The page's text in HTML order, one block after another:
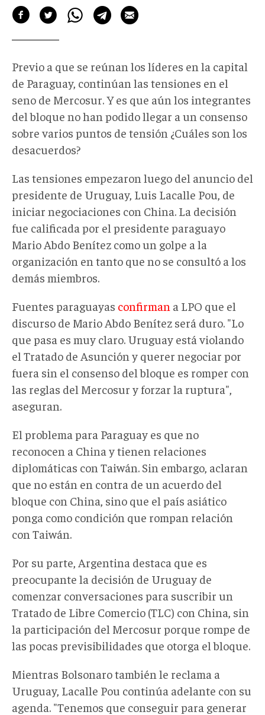
Previo a que se reúnan los líderes en la capital
de Paraguay, continúan las tensiones en el
seno de Mercosur. Y es que aún los integrantes
del bloque no han podido llegar a un consenso
sobre varios puntos de tensión ¿Cuáles son los
desacuerdos?
Las tensiones empezaron luego del anuncio del
presidente de Uruguay, Luis Lacalle Pou, de
iniciar negociaciones con China. La decisión
fue calificada por el presidente paraguayo
Mario Abdo Benítez como un golpe a la
organización en tanto que no se consultó a los
demás miembros.
Fuentes paraguayas confirman a LPO que el
discurso de Mario Abdo Benítez será duro. "Lo
que pasa es muy claro. Uruguay está violando
el Tratado de Asunción y querer negociar por
fuera sin el consenso del bloque es romper con
las reglas del Mercosur y forzar la ruptura",
aseguran.
El problema para Paraguay es que no
reconocen a China y tienen relaciones
diplomáticas con Taiwán. Sin embargo, aclaran
que no están en contra de un acuerdo del
bloque con China, sino que el país asiático
ponga como condición que rompan relación
con Taiwán.
Por su parte, Argentina destaca que es
preocupante la decisión de Uruguay de
comenzar conversaciones para suscribir un
Tratado de Libre Comercio (TLC) con China, sin
la participación del Mercosur porque rompe de
las pocas previsibilidades que otorga el bloque.
Mientras Bolsonaro también le reclama a
Uruguay, Lacalle Pou continúa adelante con su
agenda. "Tenemos que conseguir para generar